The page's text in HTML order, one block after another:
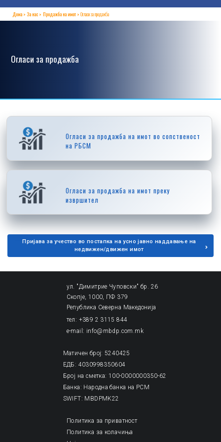
Дома За нас Продажба на имот Огласи за продажба
Огласи за продажба
Огласи за продажба на имот во сопственост
на РБСМ
Огласи за продажба на имот преку
извршител
Пријава за учество во постапка на усно јавно наддавање на
недвижен/движен имот
ул. "Димитрие Чуповски" бр. 26
Скопје, 1000, ПФ 379
Република Северна Македонија
тел: +389 2 3115 844
e-mail: info@mbdp.com.mk
Матичен број: 5240425
ЕДБ: 4030998350604
Број на сметка: 100-0000000350-62
Банка: Народна банка на РСМ
SWIFT: MBDPMK22
Политика за приватност
Политика за колачиња